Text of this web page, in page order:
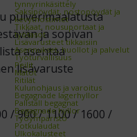
tynnyrinkäsittely
Saksipöydät, nostopöydät ja
kevytnostimet
Tikkaat, nousuportaat ja
työtasot
Lisävarusteet tikkaisiin
Asennukset, huollot ja palvelut
Työturvallisuus
Peilit
Matot
Ritilät
Kulunohjaus ja varoitus
Begagnade lagerhyllor
Pallställ begagnat
Begagnade hyllor
Työympäristö
Potkulaudat
Ulkokalusteet
pulverimaalatusta
ja sopivan
asentaa
lisävaruste
/ 900 / 1100 / 1600 /